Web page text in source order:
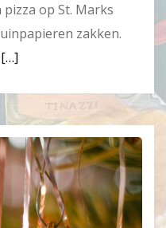
op St. Marks
zakken.
[…]